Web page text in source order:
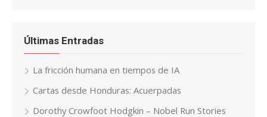
Últimas Entradas
La fricción humana en tiempos de IA
Cartas desde Honduras: Acuerpadas
Dorothy Crowfoot Hodgkin – Nobel Run Stories